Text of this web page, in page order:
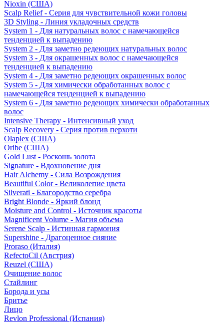
Nioxin (США)
Scalp Relief - Серия для чувствительной кожи головы
3D Styling - Линия укладочных средств
System 1 - Для натуральных волос с намечающейся
тенденцией к выпадению
System 2 - Для заметно редеющих натуральных волос
System 3 - Для окрашенных волос с намечающейся
тенденцией к выпадению
System 4 - Для заметно редеющих окрашенных волос
System 5 - Для химически обработанных волос с
намечающейся тенденцией к выпадению
System 6 - Для заметно редеющих химически обработанных
волос
Intensive Therapy - Интенсивный уход
Scalp Recovery - Серия против перхоти
Olaplex (США)
Oribe (США)
Gold Lust - Роскошь золота
Signature - Вдохновение дня
Hair Alchemy - Сила Возрождения
Beautiful Color - Великолепие цвета
Silverati - Благородство серебра
Bright Blonde - Яркий блонд
Moisture and Control - Источник красоты
Magnificent Volume - Магия объема
Serene Scalp - Истинная гармония
Supershine - Драгоценное сияние
Proraso (Италия)
RefectoCil (Австрия)
Reuzel (США)
Очищение волос
Стайлинг
Борода и усы
Бритье
Лицо
Revlon Professional (Испания)